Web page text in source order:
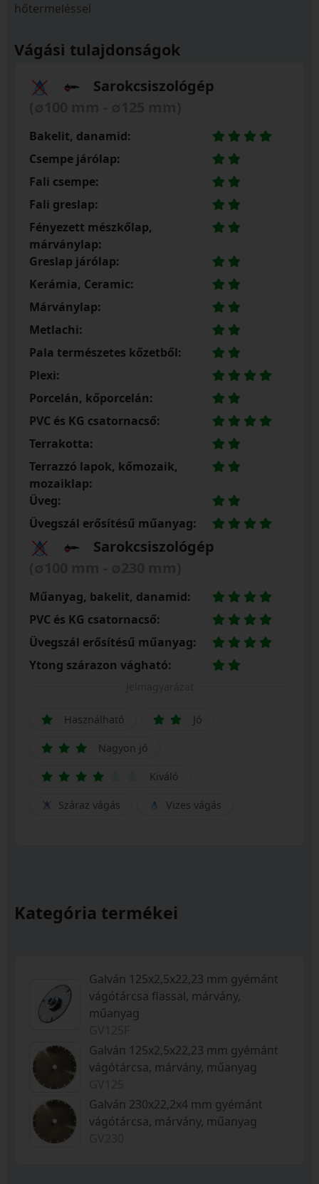
hőtermeléssel
Vágási tulajdonságok
Sarokcsiszológép
Bakelit, danamid:
Csempe járólap:
Fali csempe:
Fali greslap:
Fényezett mészkőlap,
márványlap:
Greslap járólap:
Kerámia, Ceramic:
Márványlap:
Metlachi:
Pala természetes kőzetből:
Plexi:
Porcelán, kőporcelán:
PVC és KG csatornacső:
Terrakotta:
Terrazzó lapok, kőmozaik,
mozaiklap:
Üveg:
Üvegszál erősítésű műanyag:
Sarokcsiszológép
Műanyag, bakelit, danamid:
PVC és KG csatornacső:
Üvegszál erősítésű műanyag:
Ytong szárazon vágható:
Használható Jó
Nagyon jó
Kiváló
Száraz vágás Vizes vágás
Kategória termékei
Galván 125x2,5x22,23 mm gyémánt
vágótárcsa flassal, márvány,
műanyag
Galván 125x2,5x22,23 mm gyémánt
vágótárcsa, márvány, műanyag
Galván 230x22,2x4 mm gyémánt
vágótárcsa, márvány, műanyag